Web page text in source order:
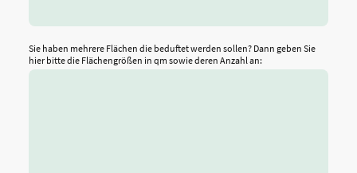
Sie haben mehrere Flächen die beduftet werden sollen? Dann geben Sie
hier bitte die Flächengrößen in qm sowie deren Anzahl an: